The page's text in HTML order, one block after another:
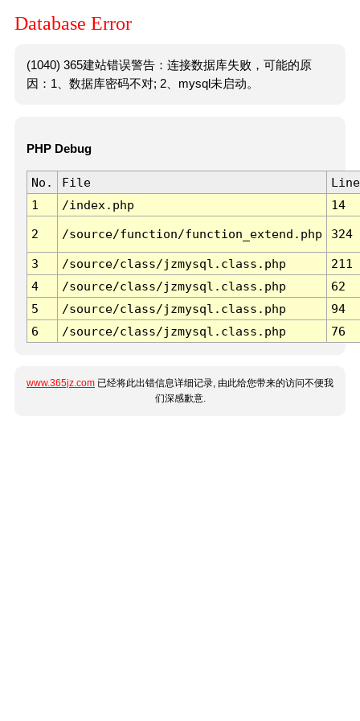
Database Error
(1040) 365建站错误警告：连接数据库失败，可能的原
因：1、数据库密码不对; 2、mysql未启动。
PHP Debug
No. File
Line
1
/index.php 14
2 /source/function/function_extend.php 324
3 /source/class/jzmysql.class.php
211
4
/source/class/jzmysql.class.php
62
5
/source/class/jzmysql.class.php
94
6
/source/class/jzmysql.class.php 76
www.365jz.com 已经将此出错信息详细记录, 由此给您带来的访问不便我
们深感歉意.